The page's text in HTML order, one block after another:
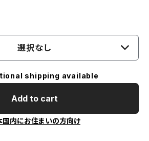
選択なし
shipping available
Add to cart
国内にお住まいの方向け